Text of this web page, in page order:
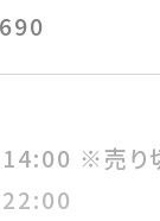
14:00 ※売り